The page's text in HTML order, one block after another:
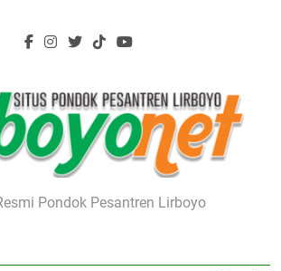
Pondok Pesantren Lirboyo